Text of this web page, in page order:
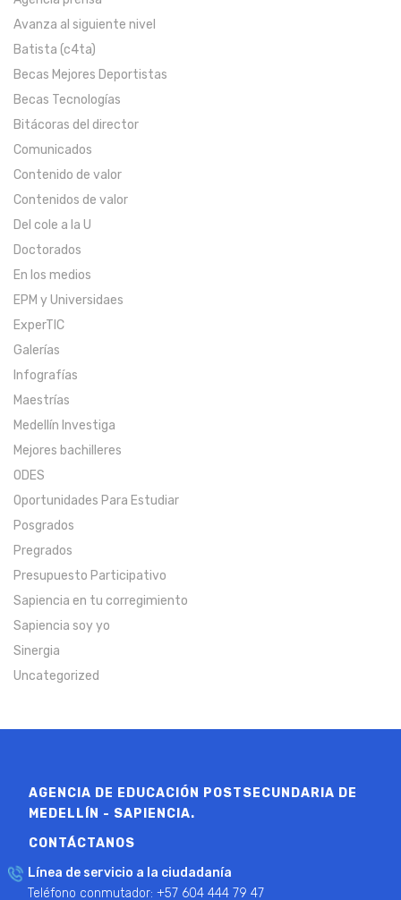
Avanza al siguiente nivel
Batista (c4ta)
Becas Mejores Deportistas
Becas Tecnologías
Bitácoras del director
Comunicados
Contenido de valor
Contenidos de valor
Del cole a la U
Doctorados
En los medios
EPM y Universidaes
ExperTIC
Galerías
Infografías
Maestrías
Medellín Investiga
Mejores bachilleres
ODES
Oportunidades Para Estudiar
Posgrados
Pregrados
Presupuesto Participativo
Sapiencia en tu corregimiento
Sapiencia soy yo
Sinergia
Uncategorized
AGENCIA DE EDUCACIÓN POSTSECUNDARIA DE
MEDELLÍN - SAPIENCIA.
CONTÁCTANOS
Línea de servicio a la ciudadanía
Teléfono conmutador: +57 604 444 79 47